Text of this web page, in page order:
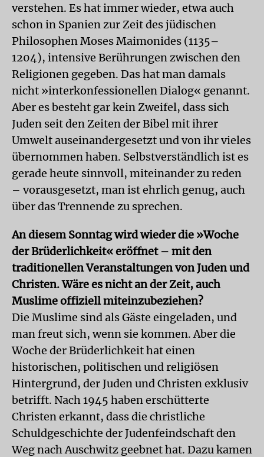
verstehen. Es hat immer wieder, etwa auch
schon in Spanien zur Zeit des jüdischen
Philosophen Moses Maimonides (1135–
1204), intensive Berührungen zwischen den
Religionen gegeben. Das hat man damals
nicht »interkonfessionellen Dialog« genannt.
Aber es besteht gar kein Zweifel, dass sich
Juden seit den Zeiten der Bibel mit ihrer
Umwelt auseinandergesetzt und von ihr vieles
übernommen haben. Selbstverständlich ist es
gerade heute sinnvoll, miteinander zu reden
– vorausgesetzt, man ist ehrlich genug, auch
über das Trennende zu sprechen.
An diesem Sonntag wird wieder die »Woche
der Brüderlichkeit« eröffnet – mit den
traditionellen Veranstaltungen von Juden und
Christen. Wäre es nicht an der Zeit, auch
Muslime offiziell miteinzubeziehen?
Die Muslime sind als Gäste eingeladen, und
man freut sich, wenn sie kommen. Aber die
Woche der Brüderlichkeit hat einen
historischen, politischen und religiösen
Hintergrund, der Juden und Christen exklusiv
betrifft. Nach 1945 haben erschütterte
Christen erkannt, dass die christliche
Schuldgeschichte der Judenfeindschaft den
Weg nach Auschwitz geebnet hat. Dazu kamen